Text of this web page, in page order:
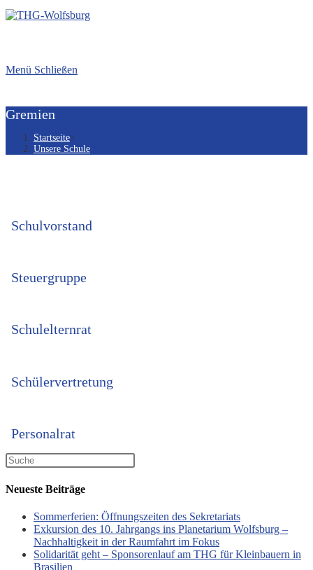
Menü Schließen
Gremien
Startseite>
Unsere Schule
Schulvorstand
Steuergruppe
Schulelternrat
Schülervertretung
Personalrat
Neueste Beiträge
Sommerferien: Öffnungszeiten des Sekretariats
Exkursion des 10. Jahrgangs ins Planetarium Wolfsburg –
Nachhaltigkeit in der Raumfahrt im Fokus
Solidarität geht – Sponsorenlauf am THG für Kleinbauern in
Brasilien